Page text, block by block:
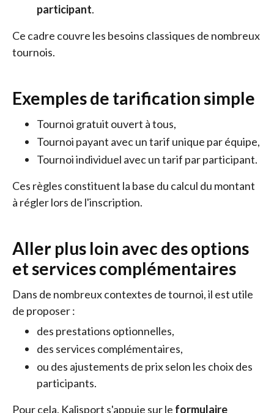
participant.
Ce cadre couvre les besoins classiques de nombreux
tournois.
Exemples de tarification simple
Tournoi gratuit ouvert à tous,
Tournoi payant avec un tarif unique par équipe,
Tournoi individuel avec un tarif par participant.
Ces règles constituent la base du calcul du montant
à régler lors de l'inscription.
Aller plus loin avec des options
et services complémentaires
Dans de nombreux contextes de tournoi, il est utile
de proposer :
des prestations optionnelles,
des services complémentaires,
ou des ajustements de prix selon les choix des
participants.
Pour cela, Kalisport s'appuie sur le formulaire